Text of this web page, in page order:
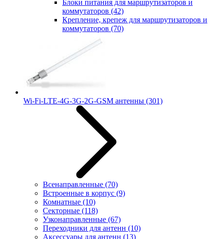
Блоки питания для маршрутизаторов и
коммутаторов (42)
Крепление, крепеж для маршрутизаторов и
коммутаторов (70)
Wi-Fi-LTE-4G-3G-2G-GSM антенны (301)
Всенаправленные (70)
Встроенные в корпус (9)
Комнатные (10)
Секторные (118)
Узконаправленные (67)
Переходники для антенн (10)
Аксессуары для антенн (13)